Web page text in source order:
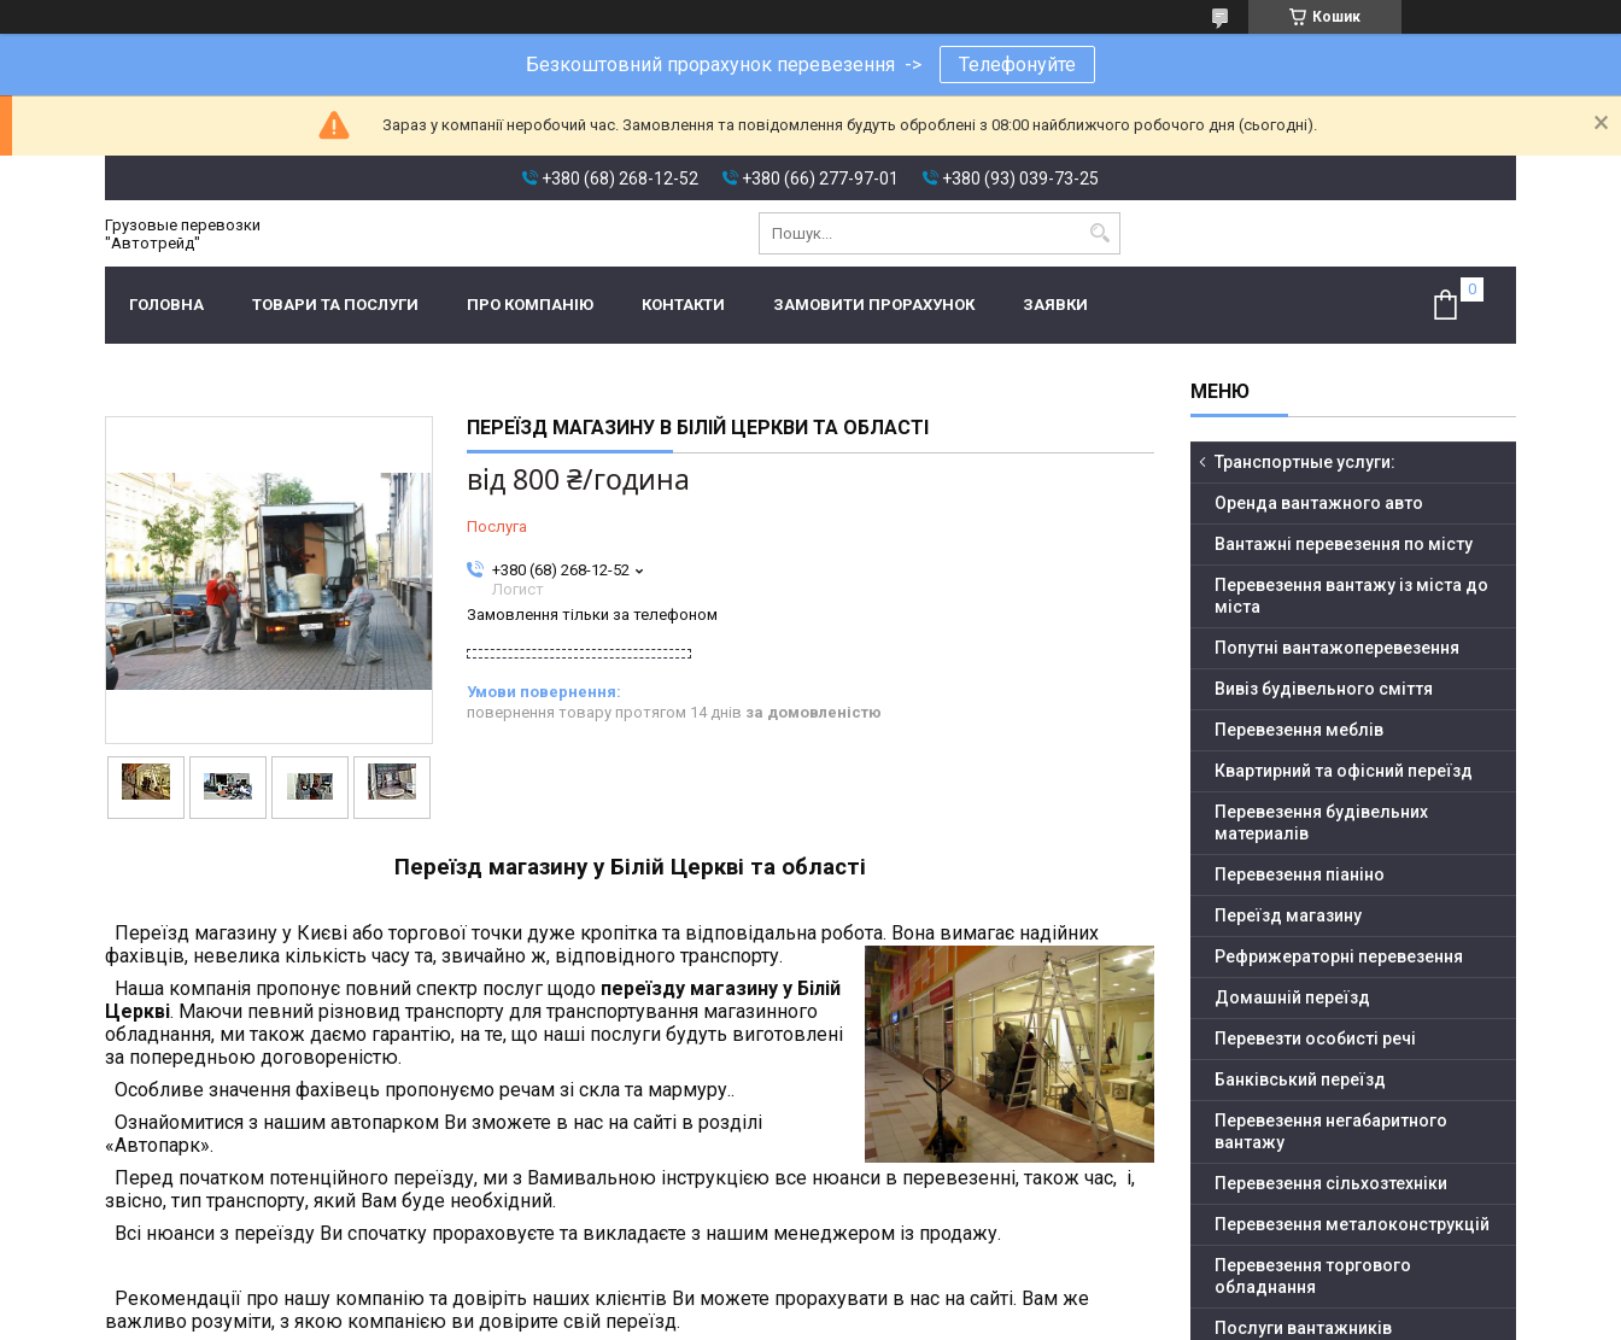
Кошик
Безкоштовний прорахунок перевезення -> Телефонуйте
Зараз у компанії неробочий час. Замовлення та повідомлення будуть оброблені з 08:00 найближчого робочого дня (сьогодні).
+380 (68) 268-12-52 +380 (66) 277-97-01 +380 (93) 039-73-25
Грузовые перевозки
"Автотрейд"
ГОЛОВНА ТОВАРИ ТА ПОСЛУГИ ПРО КОМПАНІЮ КОНТАКТИ ЗАМОВИТИ ПРОРАХУНОК ЗАЯВКИ
ПЕРЕЇЗД МАГАЗИНУ В БІЛІЙ ЦЕРКВИ ТА ОБЛАСТІ
від 800 ₴/година
Послуга
+380 (68) 268-12-52
Логист
Замовлення тільки за телефоном
повернення товару протягом 14 днів за домовленістю
Переїзд магазину у Білій Церкві та області
Переїзд магазину у Києві або торгової точки дуже кропітка та відповідальна робота. Вона вимагає надійних
фахівців, невелика кількість часу та, звичайно ж, відповідного транспорту.
Наша компанія пропонує повний спектр послуг щодо переїзду магазину у Білій
Церкві. Маючи певний різновид транспорту для транспортування магазинного
обладнання, ми також даємо гарантію, на те, що наші послуги будуть виготовлені
за попередньою договореністю.
Особливе значення фахівець пропонуємо речам зі скла та мармуру..
Ознайомитися з нашим автопарком Ви зможете в нас на сайті в розділі
«Автопарк».
Перед початком потенційного переїзду, ми з Вамивальною інструкцією все нюанси в перевезенні, також час, і,
звісно, тип транспорту, який Вам буде необхідний.
Всі нюанси з переїзду Ви спочатку прораховуєте та викладаєте з нашим менеджером із продажу.
Рекомендації про нашу компанію та довіріть наших клієнтів Ви можете прорахувати в нас на сайті. Вам же
важливо розуміти, з якою компанією ви довірите свій переїзд.
Транспортные услуги:
Оренда вантажного авто
Вантажні перевезення по місту
Перевезення вантажу із міста до
міста
Попутні вантажоперевезення
Вивіз будівельного сміття
Перевезення меблів
Квартирний та офісний переїзд
Перевезення будівельних
материалів
Перевезення піаніно
Переїзд магазину
Рефрижераторні перевезення
Домашній переїзд
Перевезти особисті речі
Банківський переїзд
Перевезення негабаритного
вантажу
Перевезення сільхозтехніки
Перевезення металоконструкцій
Перевезення торгового
обладнання
Послуги вантажників